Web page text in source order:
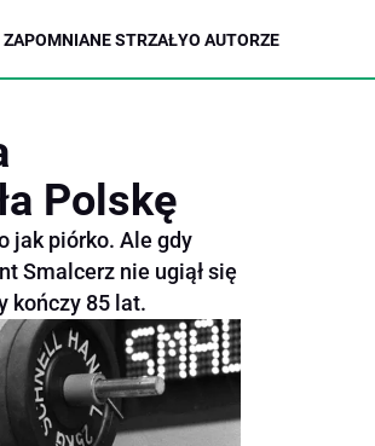
ZAPOMNIANE STRZAŁYO AUTORZE
Polskę
jak piórko. Ale gdy
Smalcerz nie ugiął się
kończy 85 lat.